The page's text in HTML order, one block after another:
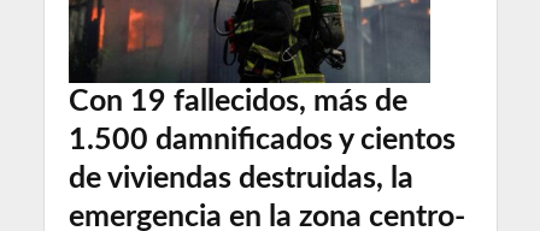
Con 19 fallecidos, más de
1.500 damnificados y cientos
de viviendas destruidas, la
emergencia en la zona centro-